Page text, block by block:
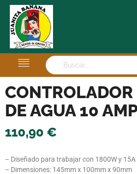
CONTROLADOR
DE AGUA 10
110,90 €
– Diseñado para trabajar con 1800W y
– Dimensiones: 145mm x 100mm x 90mm